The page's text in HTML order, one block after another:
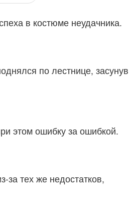
в костюме неудачника.
по лестнице, засунув
этом ошибку за ошибкой.
тех же недостатков,